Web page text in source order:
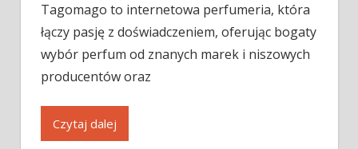
Tagomago to internetowa perfumeria, która
łączy pasję z doświadczeniem, oferując bogaty
wybór perfum od znanych marek i niszowych
producentów oraz
Czytaj dalej